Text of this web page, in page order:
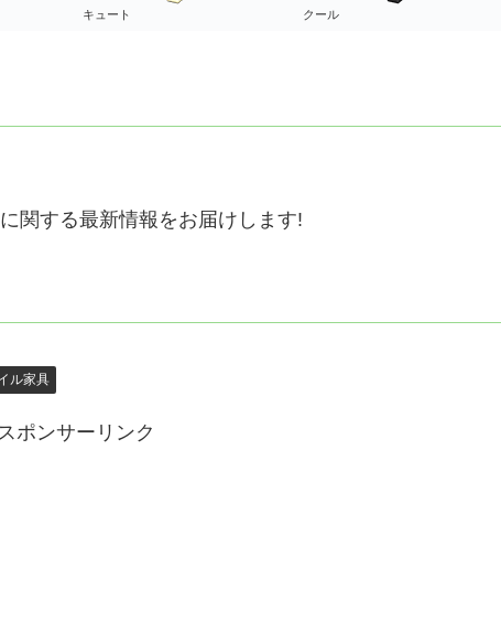
キュート クール
関する最新情報をお届けします!
ル家具
スポンサーリンク